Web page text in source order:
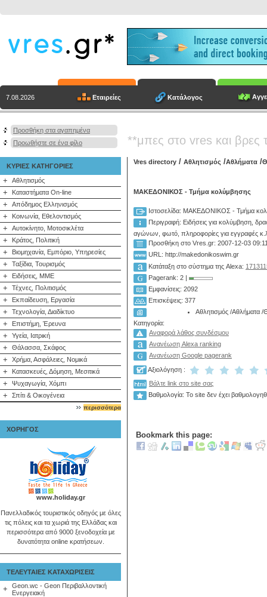
7.08.2026 Εταιρείες Κατάλογος
Προσθήκη στα αγαπημένα
Προωθήστε σε ένα φίλο
**μπες στο vres και βρες
ΚΥΡΙΕΣ ΚΑΤΗΓΟΡΙΕΣ
+ Αθλητισμός
+ Καταστήματα On-line
+ Απόδημος Ελληνισμός
+ Κοινωνία, Εθελοντισμός
+ Αυτοκίνητο, Μοτοσικλέτα
+ Κράτος, Πολιτική
+ Βιομηχανία, Εμπόριο, Υπηρεσίες
+ Ταξίδια, Τουρισμός
+ Ειδήσεις, ΜΜΕ
+ Τέχνες, Πολιτισμός
+ Εκπαίδευση, Εργασία
+ Τεχνολογία, Διαδίκτυο
+ Επιστήμη, Έρευνα
+ Υγεία, Ιατρική
+ Θάλασσα, Σκάφος
+ Χρήμα, Ασφάλειες, Νομικά
+ Κατασκευές, Δόμηση, Μεσιτικά
+ Ψυχαγωγία, Χόμπι
+ Σπίτι & Οικογένεια
περισσότερα
ΧΟΡΗΓΟΣ
www.holiday.gr
Πανελλαδικός τουριστικός οδηγός με όλες
τις πόλεις και τα χωριά της Ελλάδας και
περισσότερα από 9000 ξενοδοχεία με
δυνατότητα online κρατήσεων.
ΤΕΛΕΥΤΑΙΕΣ ΚΑΤΑΧΩΡΙΣΕΙΣ
+
Geon.wc - Geon Περιβαλλοντική
Ενεργειακή
Vres directory / Αθλητισμός /Αθλήματα /
ΜΑΚΕΔΟΝΙΚΟΣ - Τμήμα κολύμβησης
Ιστοσελίδα: ΜΑΚΕΔΟΝΙΚΟΣ - Τμήμα
Περιγραφή: Ειδήσεις για κολύμβηση,
αγώνων, φωτό, πληροφορίες για εγγραφές
Προσθήκη στο Vres.gr: 2007-12-03
URL: http://makedonikoswim.gr
Κατάταξη στο σύστημα της Alexa:
Pagerank: 2 |
Εμφανίσεις: 2092
Επισκέψεις: 377
Κατηγορία:
Αθλητισμός /Αθλήματα /
Αναφορά λάθος συνδέσμου
Ανανέωση Alexa ranking
Ανανέωση Google pagerank
Αξιολόγηση :
Βάλτε link στο site σας
Βαθμολογία: Το site δεν έχει
Bookmark this page: